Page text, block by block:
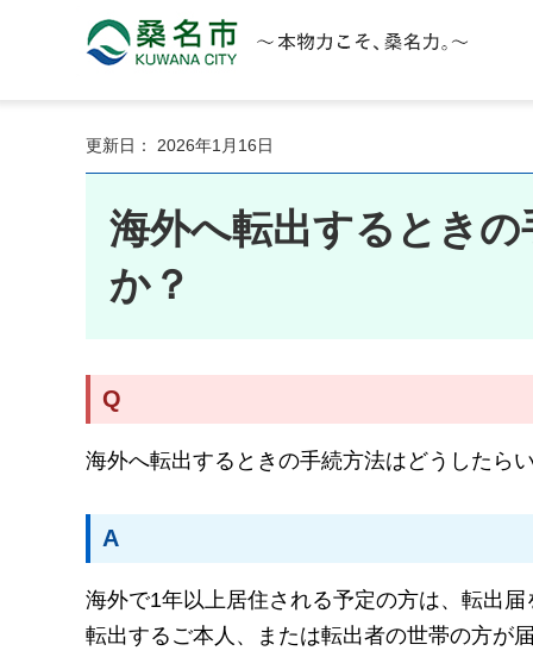
桑名市 KUWANA CITY 本物力こそ、桑名力。
更新日： 2026年1月16日
海外へ転出するとき
か？
Q
海外へ転出するときの手続方法はどうしたら
A
海外で1年以上居住される予定の方は、転出
転出するご本人、または転出者の世帯の方が